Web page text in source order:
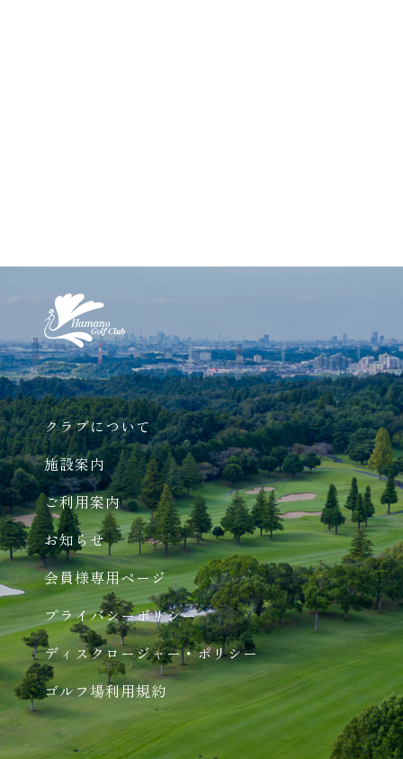
クラブについて
施設案内
ご利用案内
お知らせ
会員様専用ページ
プライバシーポリシー
ディスクロージャー・ポリシー
ゴルフ場利用規約